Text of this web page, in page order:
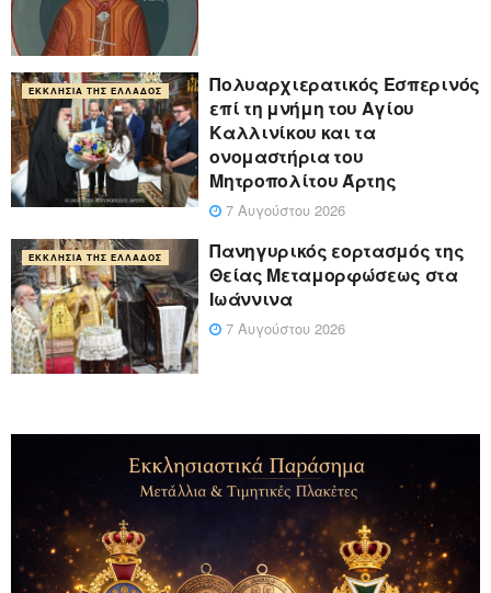
ΕΚΚΛΗΣΊΑ ΤΗΣ ΕΛΛΆΔΟΣ
Πολυαρχιερατικός Εσπερινός
επί τη μνήμη του Αγίου
Καλλινίκου και τα
ονομαστήρια του
Μητροπολίτου Άρτης
7 Αυγούστου 2026
ΕΚΚΛΗΣΊΑ ΤΗΣ ΕΛΛΆΔΟΣ
Πανηγυρικός εορτασμός της
Θείας Μεταμορφώσεως στα
Ιωάννινα
7 Αυγούστου 2026